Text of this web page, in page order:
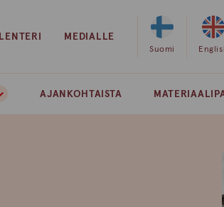
MEDIALLE
Valitse
Suomi
AJANKOHTAISTA